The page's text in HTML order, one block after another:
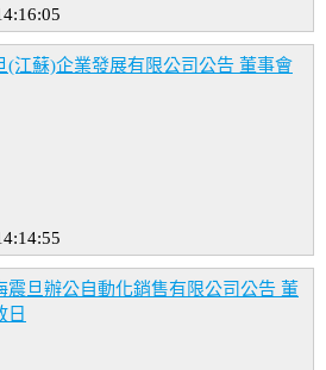
(江蘇)企業發展有限公司公告 董事會
震旦辦公自動化銷售有限公司公告 董
日